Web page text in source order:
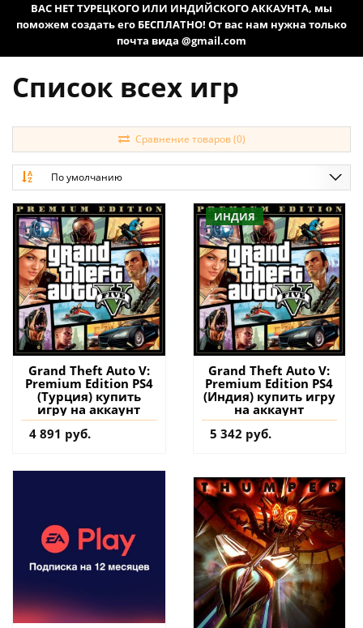
ВАС НЕТ ТУРЕЦКОГО ИЛИ ИНДИЙСКОГО АККАУНТА, мы
поможем создать его БЕСПЛАТНО! От вас нам нужна только
почта вида @gmail.com
Список всех игр
Сравнение товаров (0)
По умолчанию
Grand Theft Auto V:
Premium Edition PS4
(Турция) купить
игру на аккаунт
4 891 руб.
ИНДИЯ
Grand Theft Auto V:
Premium Edition PS4
(Индия) купить игру
на аккаунт
5 342 руб.